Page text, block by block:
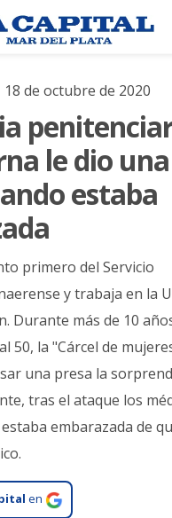
18 de octubre de 2020
le dio una
estaba
primero del Servicio
y trabaja en la
Durante más de 10
50, la "Cárcel de
una presa la
tras el ataque los
embarazada de
en